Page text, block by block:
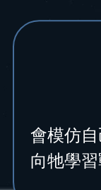
會模仿
向牠學